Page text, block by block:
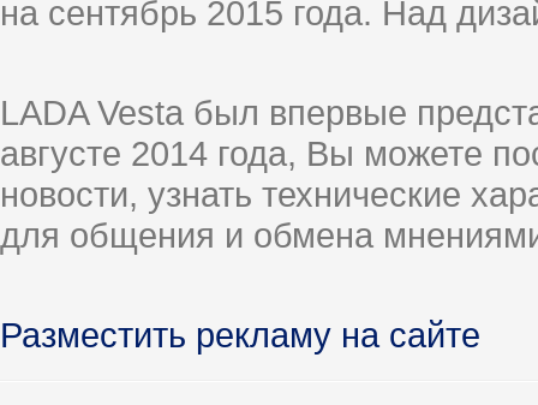
на сентябрь 2015 года. Над
LADA Vesta был впервые
августе 2014 года, Вы можете
новости, узнать технические
для общения и обмена
Разместить рекламу на сайте